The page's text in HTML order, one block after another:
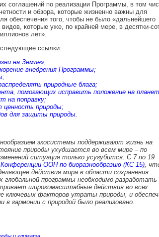
соглашений по реализации Программы, в том
и обзора, которые жизненно важны для
обеспечения того, чтобы не было «дальнейшего
которые уже, по крайней мере, в десятки-
лет».
ссылки:
на Земле»;
внедрения Программы;
;
природные блага;
помогающих исправить положение на
на поправку;
природы;
для защиты природы.
экосистемы поддерживают жизнь на
природы ухудшается во всем мире – по
ситуация только усугубится. С 7 по 19
Конференции ООН по биоразнообразию (КС 15),
действия мира в области сохранения
глобальной программы необходимо разработать
широкомасштабные действия во всех
ключевых факторов утраты природы, и
в гармонии с природой было реализовано.